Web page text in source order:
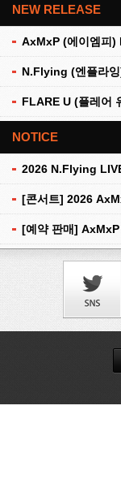
NEW RELEASE
AxMxP (에이엠피
N.Flying (엔플라
NOTICE
[콘서트] 2026